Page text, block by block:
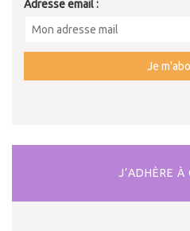
Adresse email :
J’ADHÈRE À